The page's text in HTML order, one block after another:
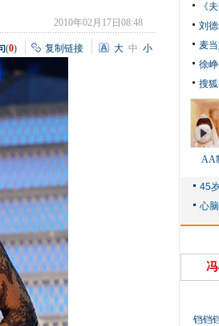
2010年02月17日08:48
(0) 复制链接 大 中 小
《
刘
麦
徐
搜
AA
铛铛